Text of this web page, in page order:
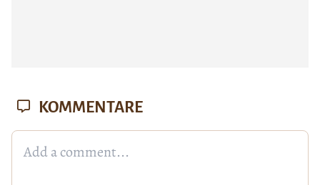
KOMMENTARE